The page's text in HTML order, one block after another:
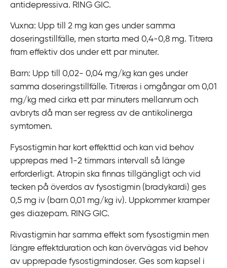
antidepressiva. RING GIC.
Vuxna: Upp till 2 mg kan ges under samma
doseringstillfälle, men starta med 0,4-0,8 mg. Titrera
fram effektiv dos under ett par minuter.
Barn: Upp till 0,02- 0,04 mg/kg kan ges under
samma doseringstillfälle. Titreras i omgångar om 0,01
mg/kg med cirka ett par minuters mellanrum och
avbryts då man ser regress av de antikolinerga
symtomen.
Fysostigmin har kort effekttid och kan vid behov
upprepas med 1-2 timmars intervall så länge
erforderligt. Atropin ska finnas tillgängligt och vid
tecken på överdos av fysostigmin (bradykardi) ges
0,5 mg iv (barn 0,01 mg/kg iv). Uppkommer kramper
ges diazepam. RING GIC.
Rivastigmin har samma effekt som fysostigmin men
längre effektduration och kan övervägas vid behov
av upprepade fysostigmindoser. Ges som kapsel i